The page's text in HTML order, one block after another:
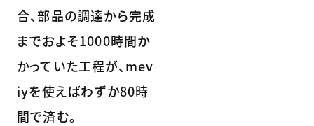
合、部品の調達から完成
までおよそ1000時間か
かっていた工程が、mev
iyを使えばわずか80時
間で済む。